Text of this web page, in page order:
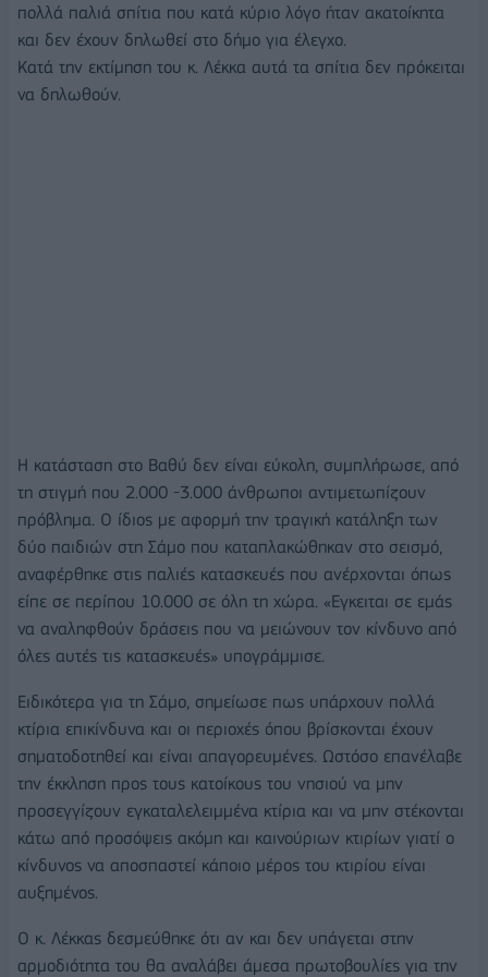
πολλά παλιά σπίτια που κατά κύριο λόγο ήταν ακατοίκητα
και δεν έχουν δηλωθεί στο δήμο για έλεγχο.
Κατά την εκτίμηση του κ. Λέκκα αυτά τα σπίτια δεν πρόκειται
να δηλωθούν.
Η κατάσταση στο Βαθύ δεν είναι εύκολη, συμπλήρωσε, από
τη στιγμή που 2.000 -3.000 άνθρωποι αντιμετωπίζουν
πρόβλημα. Ο ίδιος με αφορμή την τραγική κατάληξη των
δύο παιδιών στη Σάμο που καταπλακώθηκαν στο σεισμό,
αναφέρθηκε στις παλιές κατασκευές που ανέρχονται όπως
είπε σε περίπου 10.000 σε όλη τη χώρα. «Εγκειται σε εμάς
να αναληφθούν δράσεις που να μειώνουν τον κίνδυνο από
όλες αυτές τις κατασκευές» υπογράμμισε.
Ειδικότερα για τη Σάμο, σημείωσε πως υπάρχουν πολλά
κτίρια επικίνδυνα και οι περιοχές όπου βρίσκονται έχουν
σηματοδοτηθεί και είναι απαγορευμένες. Ωστόσο επανέλαβε
την έκκληση προς τους κατοίκους του νησιού να μην
προσεγγίζουν εγκαταλελειμμένα κτίρια και να μην στέκονται
κάτω από προσόψεις ακόμη και καινούριων κτιρίων γιατί ο
κίνδυνος να αποσπαστεί κάποιο μέρος του κτιρίου είναι
αυξημένος.
Ο κ. Λέκκας δεσμεύθηκε ότι αν και δεν υπάγεται στην
αρμοδιότητα του θα αναλάβει άμεσα πρωτοβουλίες για την